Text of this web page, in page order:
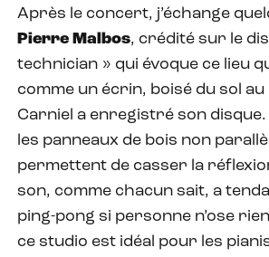
Après le concert, j’échange
Pierre Malbos, crédité sur le
technician » qui évoque ce lieu
comme un écrin, boisé du sol
Carniel a enregistré son
les panneaux de bois non
permettent de casser la
son, comme chacun sait, a
ping-pong si personne n’ose
ce studio est idéal pour les